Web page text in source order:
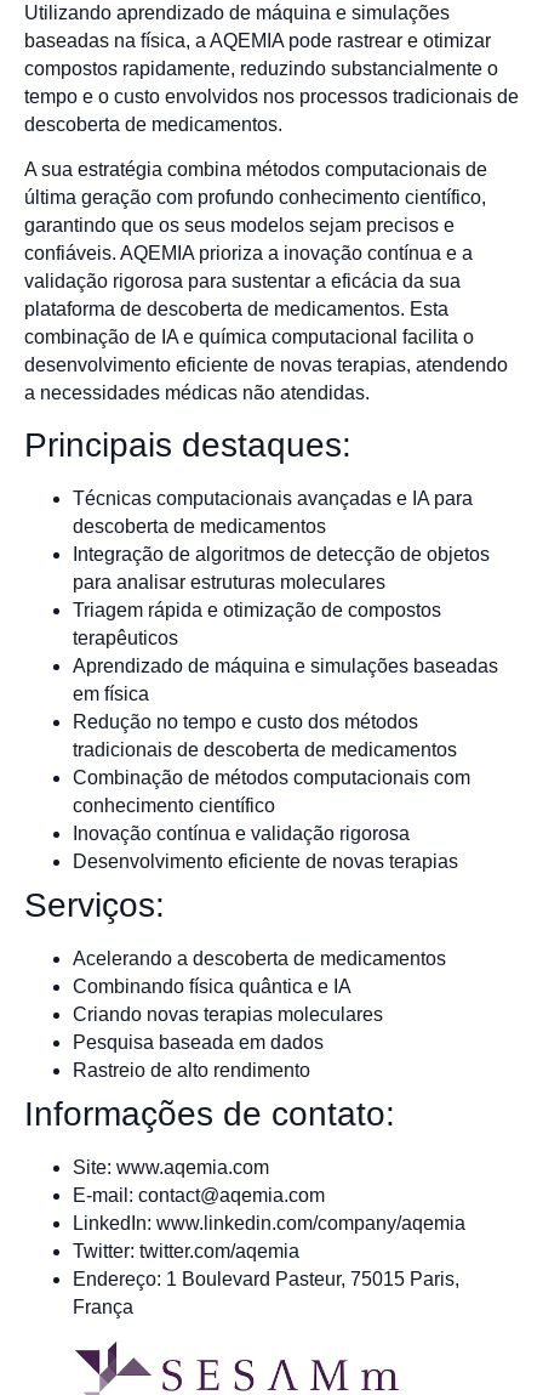
Utilizando aprendizado de máquina e simulações
baseadas na física, a AQEMIA pode rastrear e otimizar
compostos rapidamente, reduzindo substancialmente o
tempo e o custo envolvidos nos processos tradicionais de
descoberta de medicamentos.
A sua estratégia combina métodos computacionais de
última geração com profundo conhecimento científico,
garantindo que os seus modelos sejam precisos e
confiáveis. AQEMIA prioriza a inovação contínua e a
validação rigorosa para sustentar a eficácia da sua
plataforma de descoberta de medicamentos. Esta
combinação de IA e química computacional facilita o
desenvolvimento eficiente de novas terapias, atendendo
a necessidades médicas não atendidas.
Principais destaques:
Técnicas computacionais avançadas e IA para
descoberta de medicamentos
Integração de algoritmos de detecção de objetos
para analisar estruturas moleculares
Triagem rápida e otimização de compostos
terapêuticos
Aprendizado de máquina e simulações baseadas
em física
Redução no tempo e custo dos métodos
tradicionais de descoberta de medicamentos
Combinação de métodos computacionais com
conhecimento científico
Inovação contínua e validação rigorosa
Desenvolvimento eficiente de novas terapias
Serviços:
Acelerando a descoberta de medicamentos
Combinando física quântica e IA
Criando novas terapias moleculares
Pesquisa baseada em dados
Rastreio de alto rendimento
Informações de contato:
Site: www.aqemia.com
E-mail: contact@aqemia.com
LinkedIn: www.linkedin.com/company/aqemia
Twitter: twitter.com/aqemia
Endereço: 1 Boulevard Pasteur, 75015 Paris,
França